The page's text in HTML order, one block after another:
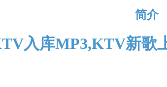
简介
入库MP3,KTV新歌